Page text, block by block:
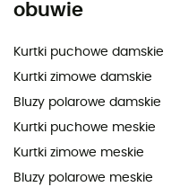
obuwie
Kurtki puchowe damskie
Kurtki zimowe damskie
Bluzy polarowe damskie
Kurtki puchowe meskie
Kurtki zimowe meskie
Bluzy polarowe meskie